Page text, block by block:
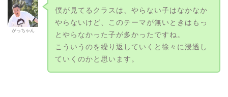
がっちゃん
僕が見てるクラスは、やらない子はなかなか
やらないけど、このテーマが無いときはもっ
とやらなかった子が多かったですね。
こういうのを繰り返していくと徐々に浸透し
ていくのかと思います。